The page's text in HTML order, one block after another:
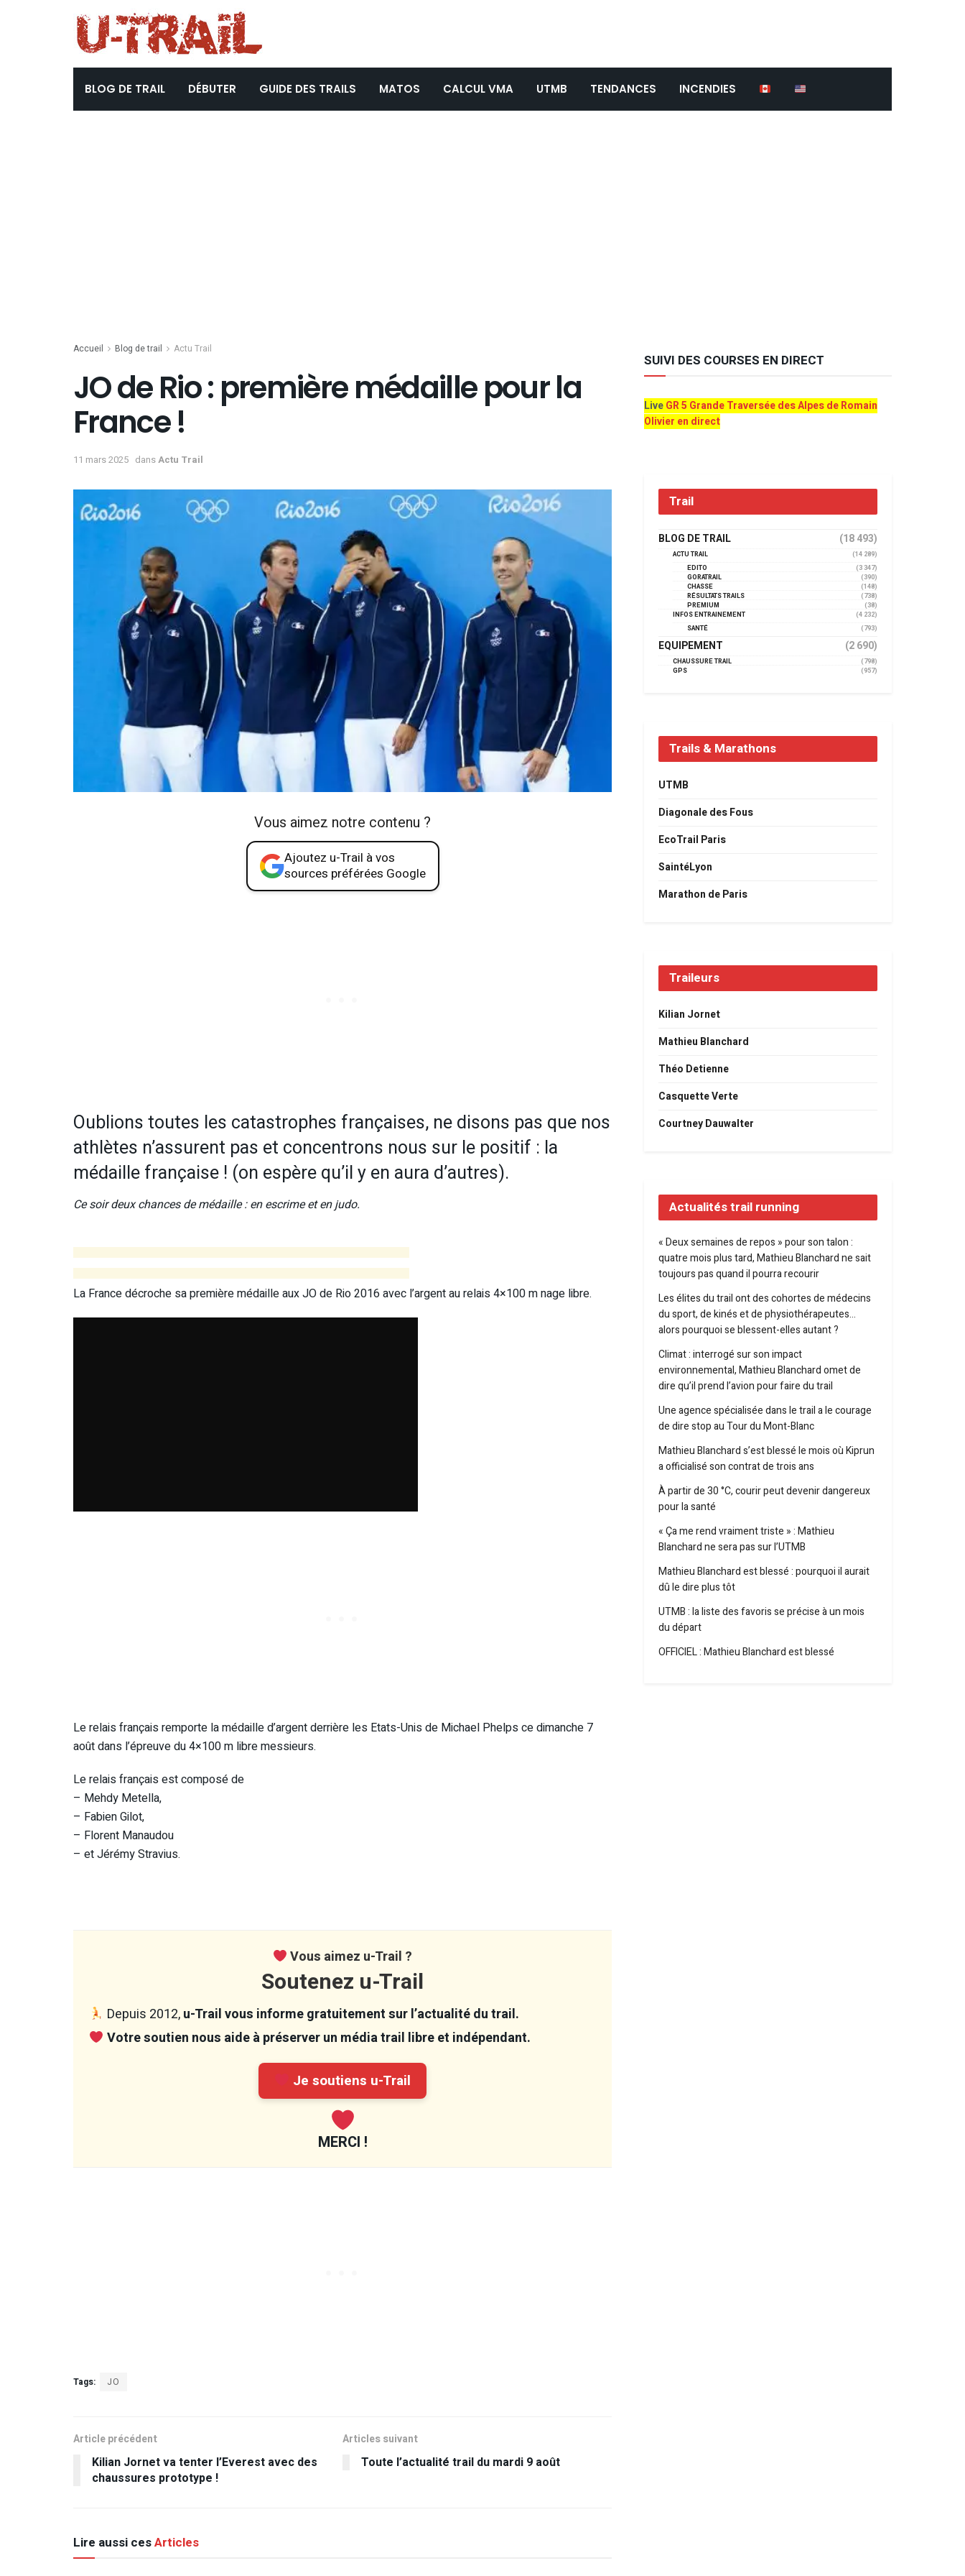
BLOG DE TRAIL DÉBUTER GUIDE DES TRAILS MATOS CALCUL VMA UTMB TENDANCES INCENDIES
Accueil Blog de trail Actu Trail
JO de Rio : première médaille pour la
France !
11 mars 2025 dansActu Trail
Vous aimez notre contenu ?
Ajoutez u-Trail à vos
sources préférées Google
Oublions toutes les catastrophes françaises, ne disons pas que nos
athlètes n’assurent pas et concentrons nous sur le positif : la
médaille française ! (on espère qu’il y en aura d’autres).
Ce soir deux chances de médaille : en escrime et en judo.
La France décroche sa première médaille aux JO de Rio 2016 avec l’argent au relais 4×100 m nage libre.
Le relais français remporte la médaille d’argent derrière les Etats-Unis de Michael Phelps ce dimanche 7
août dans l’épreuve du 4×100 m libre messieurs.
Le relais français est composé de
– Mehdy Metella,
– Fabien Gilot,
– Florent Manaudou
– et Jérémy Stravius.
Vous aimez u-Trail ?
Soutenez u-Trail
Depuis 2012,u-Trail vous informe gratuitement sur l’actualité du trail.
Votre soutien nous aide à préserver un média trail libre et indépendant.
Je soutiens u-Trail
MERCI !
Tags: JO
Article précédent
Kilian Jornet va tenter l’Everest avec des
chaussures prototype !
Articles suivant
Toute l’actualité trail du mardi 9 août
Lire aussi cesArticles
SUIVI DES COURSES EN DIRECT
LiveGR 5 Grande Traversée des Alpes de Romain
Olivier en direct
Trail
BLOG DE TRAIL (18 493)
ACTU TRAIL
(14 289)
EDITO
(3 347)
GORATRAIL
(390)
CHASSE
(148)
RÉSULTATS TRAILS
(738)
PREMIUM
(38)
INFOS ENTRAINEMENT
(4 232)
SANTÉ
(793)
EQUIPEMENT (2 690)
CHAUSSURE TRAIL
(798)
GPS
(957)
Trails & Marathons
UTMB
Diagonale des Fous
EcoTrail Paris
SaintéLyon
Marathon de Paris
Traileurs
Kilian Jornet
Mathieu Blanchard
Théo Detienne
Casquette Verte
Courtney Dauwalter
Actualités trail running
« Deux semaines de repos » pour son talon :
quatre mois plus tard, Mathieu Blanchard ne sait
toujours pas quand il pourra recourir
Les élites du trail ont des cohortes de médecins
du sport, de kinés et de physiothérapeutes…
alors pourquoi se blessent-elles autant ?
Climat : interrogé sur son impact
environnemental, Mathieu Blanchard omet de
dire qu’il prend l’avion pour faire du trail
Une agence spécialisée dans le trail a le courage
de dire stop au Tour du Mont-Blanc
Mathieu Blanchard s’est blessé le mois où Kiprun
a officialisé son contrat de trois ans
À partir de 30 °C, courir peut devenir dangereux
pour la santé
« Ça me rend vraiment triste » : Mathieu
Blanchard ne sera pas sur l’UTMB
Mathieu Blanchard est blessé : pourquoi il aurait
dû le dire plus tôt
UTMB : la liste des favoris se précise à un mois
du départ
OFFICIEL : Mathieu Blanchard est blessé